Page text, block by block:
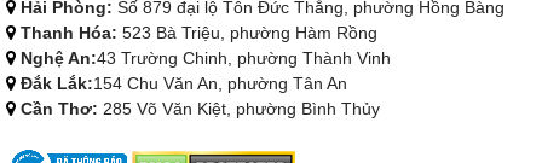
Hải Phòng: Số 879 đại lộ Tôn Đức Thắng, phường Hồng Bàng
Thanh Hóa: 523 Bà Triệu, phường Hàm Rồng
Nghệ An:43 Trường Chinh, phường Thành Vinh
Đắk Lắk:154 Chu Văn An, phường Tân An
Cần Thơ: 285 Võ Văn Kiệt, phường Bình Thủy